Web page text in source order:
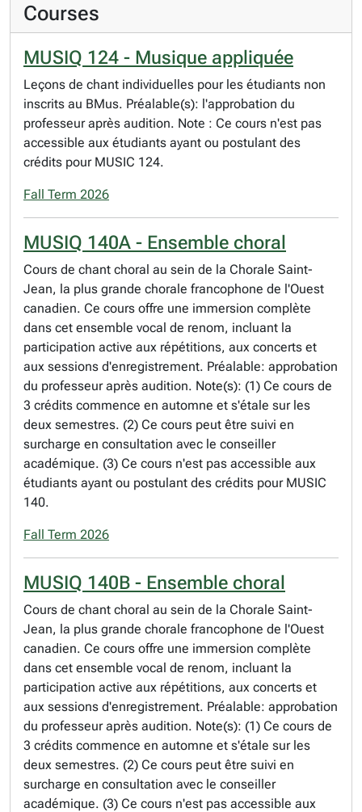
Courses
MUSIQ 124 - Musique appliquée
Leçons de chant individuelles pour les étudiants non
inscrits au BMus. Préalable(s): l'approbation du
professeur après audition. Note : Ce cours n'est pas
accessible aux étudiants ayant ou postulant des
crédits pour MUSIC 124.
Fall Term 2026
MUSIQ 140A - Ensemble choral
Cours de chant choral au sein de la Chorale Saint-
Jean, la plus grande chorale francophone de l'Ouest
canadien. Ce cours offre une immersion complète
dans cet ensemble vocal de renom, incluant la
participation active aux répétitions, aux concerts et
aux sessions d'enregistrement. Préalable: approbation
du professeur après audition. Note(s): (1) Ce cours de
3 crédits commence en automne et s'étale sur les
deux semestres. (2) Ce cours peut être suivi en
surcharge en consultation avec le conseiller
académique. (3) Ce cours n'est pas accessible aux
étudiants ayant ou postulant des crédits pour MUSIC
140.
Fall Term 2026
MUSIQ 140B - Ensemble choral
Cours de chant choral au sein de la Chorale Saint-
Jean, la plus grande chorale francophone de l'Ouest
canadien. Ce cours offre une immersion complète
dans cet ensemble vocal de renom, incluant la
participation active aux répétitions, aux concerts et
aux sessions d'enregistrement. Préalable: approbation
du professeur après audition. Note(s): (1) Ce cours de
3 crédits commence en automne et s'étale sur les
deux semestres. (2) Ce cours peut être suivi en
surcharge en consultation avec le conseiller
académique. (3) Ce cours n'est pas accessible aux